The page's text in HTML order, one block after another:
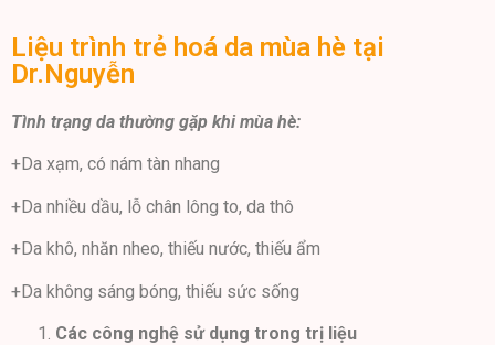
Liệu trình trẻ hoá da mùa hè tại
Dr.Nguyễn
Tình trạng da thường gặp khi mùa hè:
+Da xạm, có nám tàn nhang
+Da nhiều dầu, lỗ chân lông to, da thô
+Da khô, nhăn nheo, thiếu nước, thiếu ẩm
+Da không sáng bóng, thiếu sức sống
Các công nghệ sử dụng trong trị liệu